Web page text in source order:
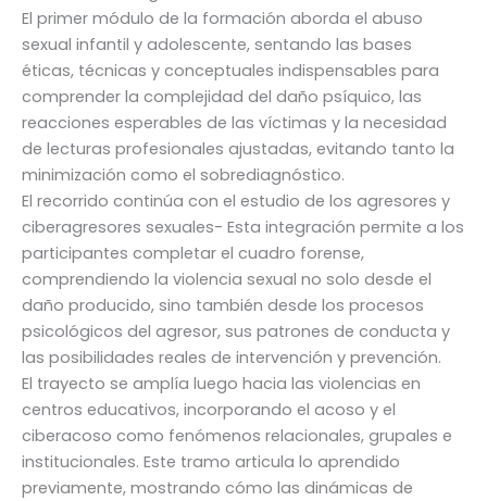
El primer módulo de la formación aborda el abuso
sexual infantil y adolescente, sentando las bases
éticas, técnicas y conceptuales indispensables para
comprender la complejidad del daño psíquico, las
reacciones esperables de las víctimas y la necesidad
de lecturas profesionales ajustadas, evitando tanto la
minimización como el sobrediagnóstico.
El recorrido continúa con el estudio de los agresores y
ciberagresores sexuales- Esta integración permite a los
participantes completar el cuadro forense,
comprendiendo la violencia sexual no solo desde el
daño producido, sino también desde los procesos
psicológicos del agresor, sus patrones de conducta y
las posibilidades reales de intervención y prevención.
El trayecto se amplía luego hacia las violencias en
centros educativos, incorporando el acoso y el
ciberacoso como fenómenos relacionales, grupales e
institucionales. Este tramo articula lo aprendido
previamente, mostrando cómo las dinámicas de